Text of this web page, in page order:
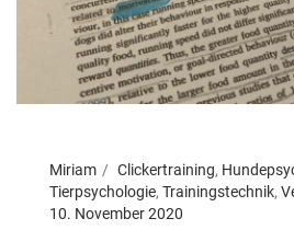
Miriam Clickertraining,
Tierpsychologie, Trainingstechnik,
10. November 2020